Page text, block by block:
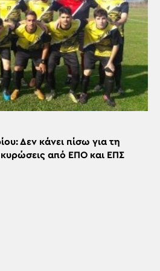
Δεν κάνει πίσω για τη
από ΕΠΟ και ΕΠΣ